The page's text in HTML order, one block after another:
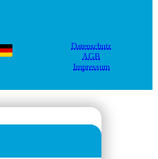
Datenschutz
AGB
Impressum